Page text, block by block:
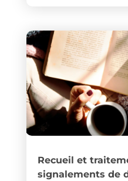
Recueil et
signalements de